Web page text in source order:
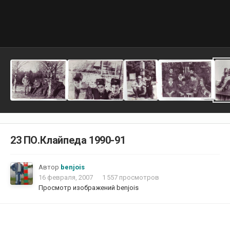
23 ПО.Клайпеда 1990-91
Автор benjois
16 февраля, 2007
1 557 просмотров
Просмотр изображений benjois